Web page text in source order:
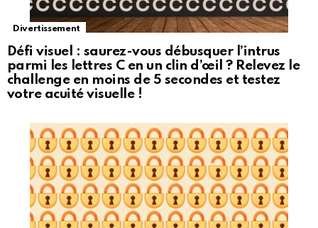
Divertissement
Défi visuel : saurez-vous débusquer l’intrus
parmi les lettres C en un clin d’œil ? Relevez le
challenge en moins de 5 secondes et testez
votre acuité visuelle !